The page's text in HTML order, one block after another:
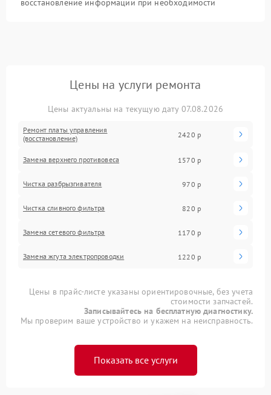
восстановление информации при необходимости
Цены на услуги ремонта
Цены актуальны на текущую дату 07.08.2026
Ремонт платы управления
(восстановление)
2420 р
Замена верхнего противовеса 1570 р
Чистка разбрызгивателя 970 р
Чистка сливного фильтра 820 р
Замена сетевого фильтра 1170 р
Замена жгута электропроводки 1220 р
Цены в прайс-листе указаны ориентировочные, без учета
стоимости запчастей.
Записывайтесь на бесплатную диагностику.
Мы проверим ваше устройство и укажем на неисправность.
Показать все услуги